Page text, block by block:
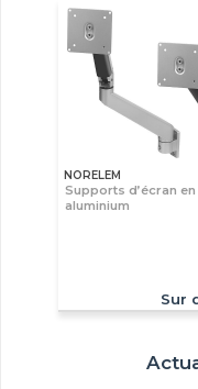
NORELEM
Supports d’écran en
aluminium
Sur